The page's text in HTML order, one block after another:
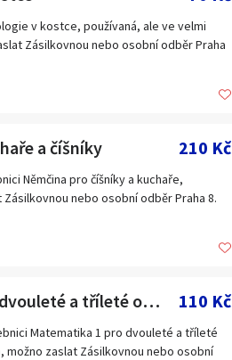
v kostce, používaná, ale ve velmi
Zásilkovnou nebo osobní odběr Praha
a číšníky 210 Kč
Němčina pro číšníky a kuchaře,
nebo osobní odběr Praha 8.
Matematika pro dvouleté a tříleté obory - nová 110 Kč
Matematika 1 pro dvouleté a tříleté
možno zaslat Zásilkovnou nebo osobní